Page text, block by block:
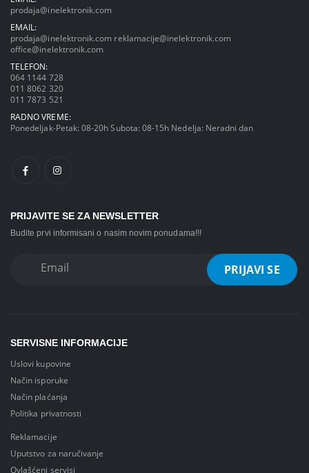
prodaja@inelektronik.com
EMAIL:
prodaja@inelektronik.com reklamacije@inelektronik.com
office@inelektronik.com
TELEFON:
064 1144 728
011 8062 320
011 7873 521
RADNO VREME:
Ponedeljak-Petak: 08-20h Subota: 08-15h Nedelja: Neradni dan
PRIJAVITE SE ZA NEWSLETTER
Budite prvi informisani o nasim novim ponudama!!!
SERVISNE INFORMACIJE
Uslovi kupovine
Način isporuke
Način plaćanja
Politika privatnosti
Reklamacije
Uputstvo za naručivanje
Ovlašćeni servisi